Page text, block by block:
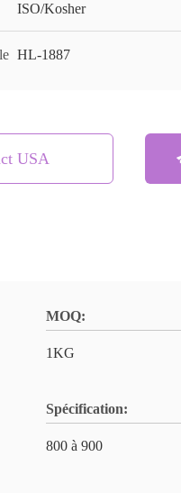
ISO/Kosher
HL-1887
USA
MOQ:
1KG
Spécification:
800 à 900